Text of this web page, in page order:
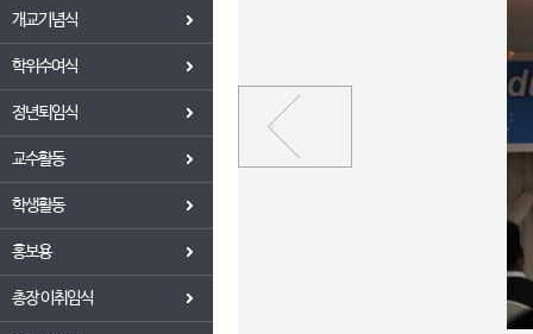
개교기념식
학위수여식
정년퇴임식
교수활동
학생활동
홍보용
총장 이취임식